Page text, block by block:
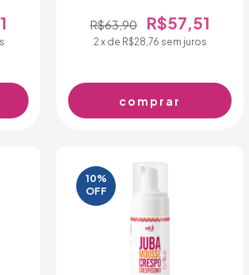
R$63,90 R$57,51
2x de R$28,76 sem juros
10%
OFF